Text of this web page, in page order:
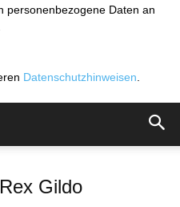
personenbezogene Daten an
Datenschutzhinweisen
Gildo